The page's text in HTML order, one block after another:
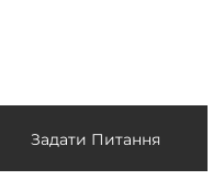
Задати Питання